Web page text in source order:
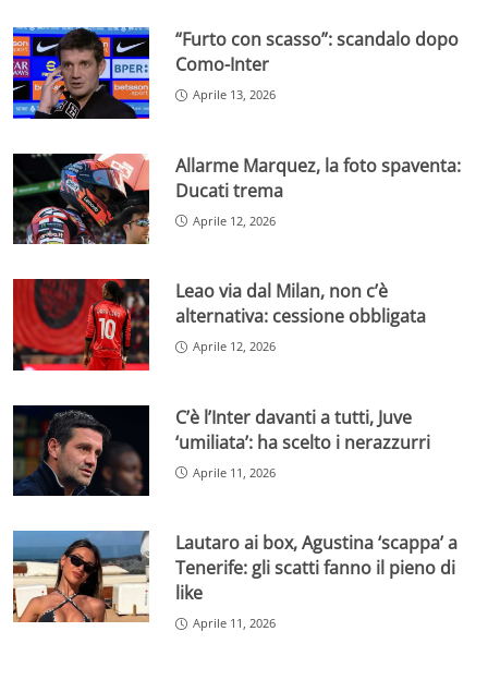
“Furto con scasso”: scandalo dopo
Como-Inter
Aprile 13, 2026
Allarme Marquez, la foto spaventa:
Ducati trema
Aprile 12, 2026
Leao via dal Milan, non c’è
alternativa: cessione obbligata
Aprile 12, 2026
C’è l’Inter davanti a tutti, Juve
‘umiliata’: ha scelto i nerazzurri
Aprile 11, 2026
Lautaro ai box, Agustina ‘scappa’ a
Tenerife: gli scatti fanno il pieno di
like
Aprile 11, 2026